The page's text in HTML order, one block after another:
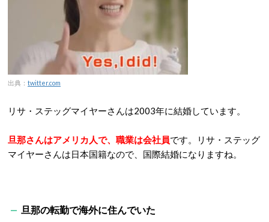
出典： twitter.com
リサ・ステッグマイヤーさんは2003年に結婚しています。
旦那さんはアメリカ人で、職業は会社員です。リサ・ステッグ
マイヤーさんは日本国籍なので、国際結婚になりますね。
旦那の転勤で海外に住んでいた